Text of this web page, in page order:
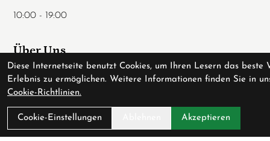
10:00 - 19:00
Über Uns
Ladengeschäft
Anfahrt
AGB
Datenschutz
Diese Internetseite benutzt Cookies, um Ihren Lesern das beste
Erlebnis zu ermöglichen. Weitere Informationen finden Sie in
Cookie-Richtlinien.
Cookie-Einstellungen Akzeptieren